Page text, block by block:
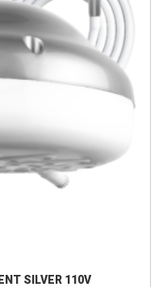
SILVER 110V